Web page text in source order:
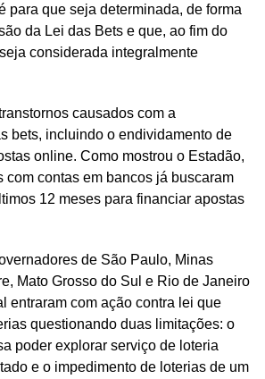
para que seja determinada, de forma
da Lei das Bets e que, ao fim do
considerada integralmente
causados com a
bets, incluindo o endividamento de
online. Como mostrou o Estadão,
com contas em bancos já buscaram
12 meses para financiar apostas
de São Paulo, Minas
Mato Grosso do Sul e Rio de Janeiro
entraram com ação contra lei que
questionando duas limitações: o
poder explorar serviço de loteria
e o impedimento de loterias de um